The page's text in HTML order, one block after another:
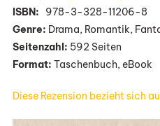
ISBN: ‎ ‎ ‎978-3-328-11206-8
Genre: Drama, Romantik,
Seitenzahl: 592 Seiten
Format: Taschenbuch, eBook
Diese Rezension bezieht sich